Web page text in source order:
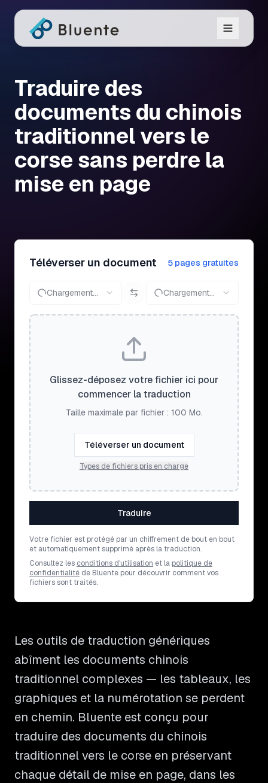
Traduire des
documents du chinois
traditionnel vers le
corse sans perdre la
mise en page
Téléverser un document 5 pages gratuites
Chargement... Chargement...
Glissez-déposez votre fichier ici pour
commencer la traduction
Taille maximale par fichier : 100 Mo.
Téléverser un document
Types de fichiers pris en charge
Traduire
Votre fichier est protégé par un chiffrement de bout en bout
et automatiquement supprimé après la traduction.
Consultez les conditions d'utilisation et la politique de
confidentialité de Bluente pour découvrir comment vos
fichiers sont traités.
Les outils de traduction génériques
abîment les documents chinois
traditionnel complexes — les tableaux, les
graphiques et la numérotation se perdent
en chemin. Bluente est conçu pour
traduire des documents du chinois
traditionnel vers le corse en préservant
chaque détail de mise en page, dans les